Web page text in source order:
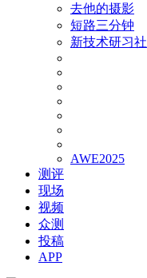
去他的摄影
短路三分钟
新技术研习社
AWE2025
测评
现场
视频
众测
投稿
APP